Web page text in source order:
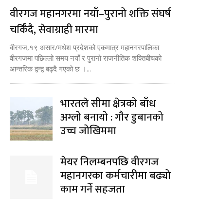
वीरगज महानगरमा नयाँ–पुरानो शक्ति संघर्ष
चर्किँदै, सेवाग्राही मारमा
वीरगज,१९ असार/मधेश प्रदेशको एकमात्र महानगरपालिका
वीरगजमा पछिल्लो समय नयाँ र पुरानो राजनीतिक शक्तिबीचको
आन्तरिक द्वन्द्व बढ्दै गएको छ ।...
भारतले सीमा क्षेत्रको बाँध
अग्लो बनायो : गौर डुबानको
उच्च जोखिममा
मेयर निलम्बनपछि वीरगज
महानगरका कर्मचारीमा बढ्यो
काम गर्ने सहजता